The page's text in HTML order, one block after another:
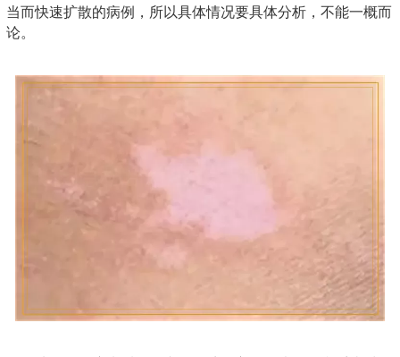
当而快速扩散的病例，所以具体情况要具体分析，不能一概而
论。